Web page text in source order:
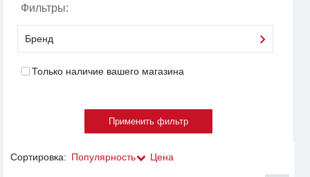
Фильтры:
Бренд
Только наличие вашего магазина
Сортировка: Популярность Цена